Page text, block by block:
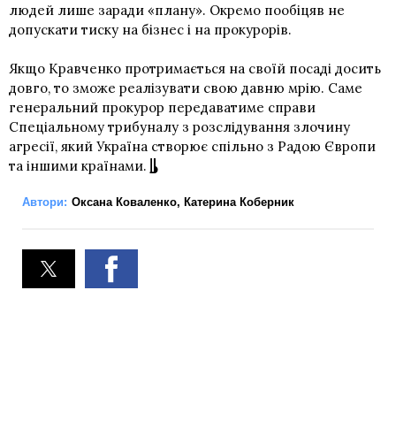
людей лише заради «плану». Окремо пообіцяв не
допускати тиску на бізнес і на прокурорів.
Якщо Кравченко протримається на своїй посаді досить
довго, то зможе реалізувати свою давню мрію. Саме
генеральний прокурор передаватиме справи
Спеціальному трибуналу з розслідування злочину
агресії, який Україна створює спільно з Радою Європи
та іншими країнами.
Автори: Оксана Коваленко, Катерина Коберник